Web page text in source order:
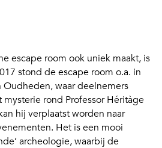
escape room ook uniek maakt, is
stond de escape room o.a. in
Oudheden, waar deelnemers
rond Professor Héritàge
hij verplaatst worden naar
Het is een mooi
archeologie, waarbij de